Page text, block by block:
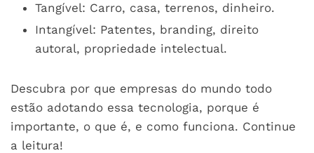
Tangível: Carro, casa, terrenos, dinheiro.
Intangível: Patentes, branding, direito
autoral, propriedade intelectual.
Descubra por que empresas do mundo todo
estão adotando essa tecnologia, porque é
importante, o que é, e como funciona. Continue
a leitura!